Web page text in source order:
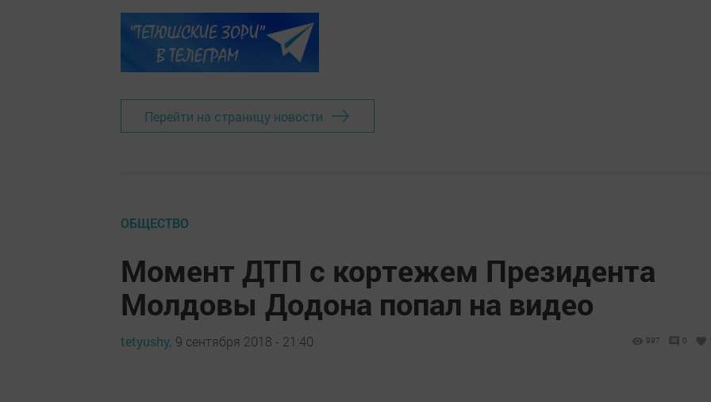
Перейти на страницу новости
ОБЩЕСТВО
Момент ДТП с кортежем Президента
Молдовы Додона попал на видео
tetyushy, 9 сентября 2018 - 21:40 997 0